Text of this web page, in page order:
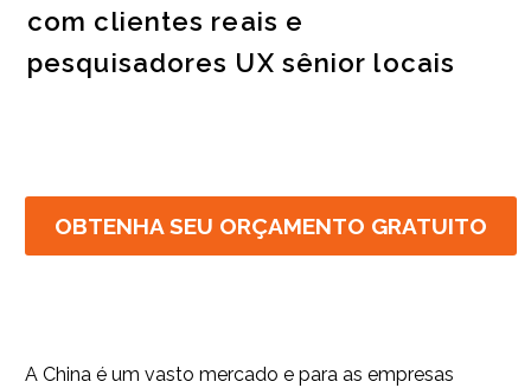
com clientes reais e
pesquisadores UX sênior locais
OBTENHA SEU ORÇAMENTO GRATUITO
A China é um vasto mercado e para as empresas